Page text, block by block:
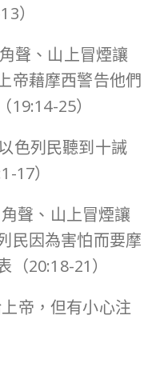
）
聲、山上冒煙讓
帝藉摩西警告他們
19:14-25）
色列民聽到十誡
17）
聲、山上冒煙讓
民因為害怕而要摩
（20:18-21）
帝，但有小心注